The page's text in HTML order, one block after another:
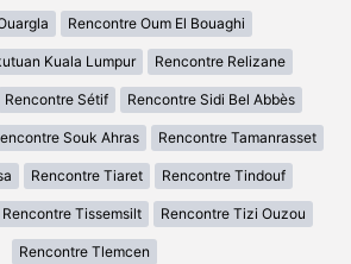
Rencontre Oum El Bouaghi
Kuala Lumpur Rencontre Relizane
Rencontre Sétif Rencontre Sidi Bel Abbès
Souk Ahras Rencontre Tamanrasset
Rencontre Tiaret Rencontre Tindouf
Rencontre Tissemsilt Rencontre Tizi Ouzou
Rencontre Tlemcen